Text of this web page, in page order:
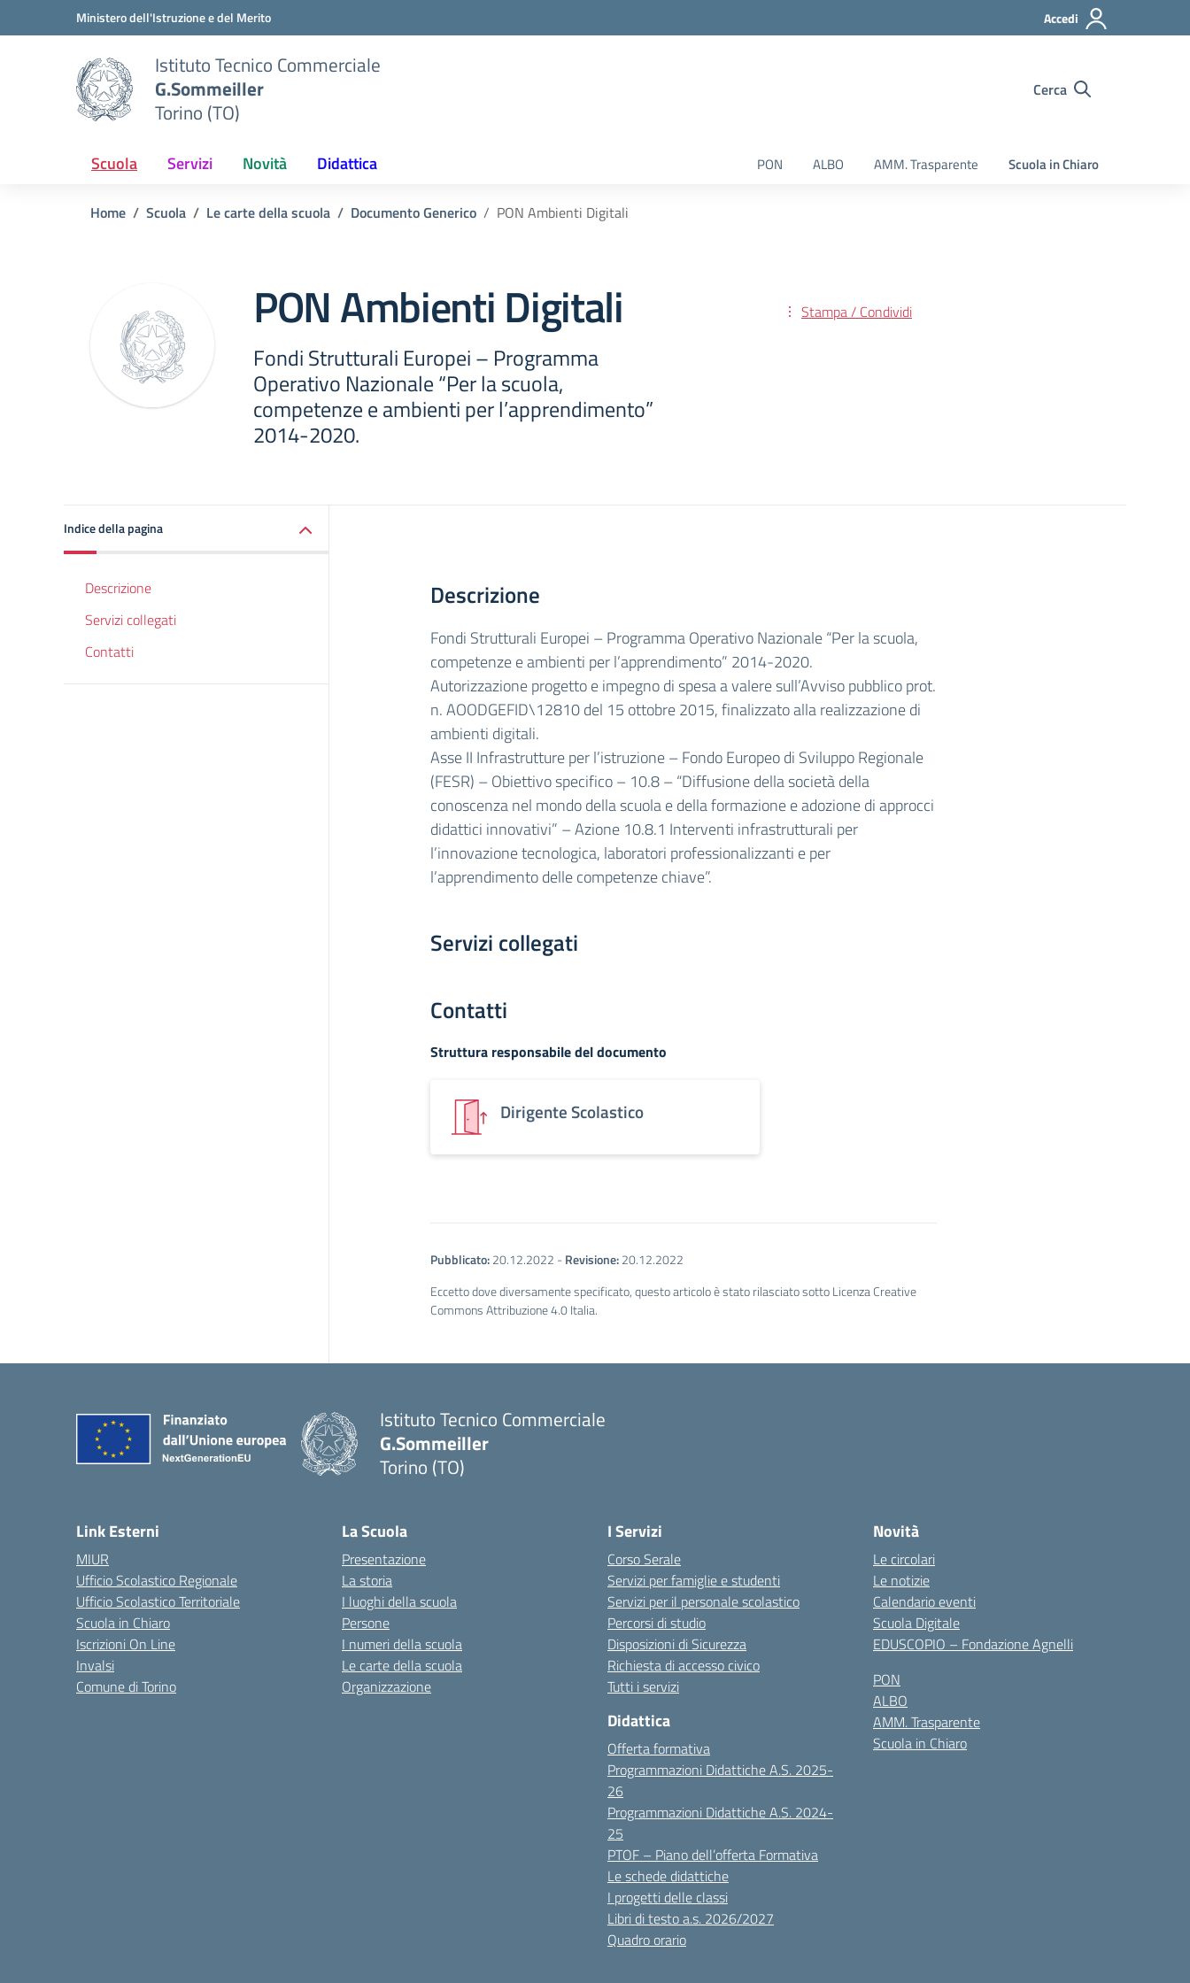
Vai ai contenuti
Vai al menu di navigazioneMinistero dell'Istruzione e del Merito Accedi
Istituto Tecnico Commerciale
G.Sommeiller
Torino (TO)
Cerca
Scuola Servizi Novità Didattica PON ALBO AMM. Trasparente Scuola in Chiaro
Home Scuola Le carte della scuola Documento Generico PON Ambienti Digitali
PON Ambienti Digitali
Fondi Strutturali Europei – Programma
Operativo Nazionale “Per la scuola,
competenze e ambienti per l’apprendimento”
2014-2020.
Stampa / Condividi
Indice della pagina
Descrizione
Servizi collegati
Contatti
Descrizione
Fondi Strutturali Europei – Programma Operativo Nazionale “Per la scuola,
competenze e ambienti per l’apprendimento” 2014-2020.
Autorizzazione progetto e impegno di spesa a valere sull’Avviso pubblico prot.
n. AOODGEFID\12810 del 15 ottobre 2015, finalizzato alla realizzazione di
ambienti digitali.
Asse II Infrastrutture per l’istruzione – Fondo Europeo di Sviluppo Regionale
(FESR) – Obiettivo specifico – 10.8 – “Diffusione della società della
conoscenza nel mondo della scuola e della formazione e adozione di approcci
didattici innovativi” – Azione 10.8.1 Interventi infrastrutturali per
l’innovazione tecnologica, laboratori professionalizzanti e per
l’apprendimento delle competenze chiave”.
Servizi collegati
Contatti
Struttura responsabile del documento
Dirigente Scolastico
Pubblicato:20.12.2022 -Revisione:20.12.2022
Eccetto dove diversamente specificato, questo articolo è stato rilasciato sotto Licenza Creative
Commons Attribuzione 4.0 Italia.
Istituto Tecnico Commerciale
G.Sommeiller
Torino (TO)
Link Esterni
MIUR
Ufficio Scolastico Regionale
Ufficio Scolastico Territoriale
Scuola in Chiaro
Iscrizioni On Line
Invalsi
Comune di Torino
La Scuola
Presentazione
La storia
I luoghi della scuola
Persone
I numeri della scuola
Le carte della scuola
Organizzazione
I Servizi
Corso Serale
Servizi per famiglie e studenti
Servizi per il personale scolastico
Percorsi di studio
Disposizioni di Sicurezza
Richiesta di accesso civico
Tutti i servizi
Didattica
Offerta formativa
Programmazioni Didattiche A.S. 2025-
26
Programmazioni Didattiche A.S. 2024-
25
PTOF – Piano dell’offerta Formativa
Le schede didattiche
I progetti delle classi
Libri di testo a.s. 2026/2027
Quadro orario
Novità
Le circolari
Le notizie
Calendario eventi
Scuola Digitale
EDUSCOPIO – Fondazione Agnelli
PON
ALBO
AMM. Trasparente
Scuola in Chiaro